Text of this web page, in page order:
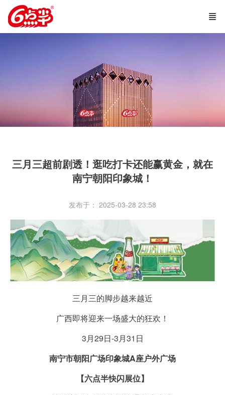
三月三超前剧透！逛吃打卡还能赢黄金，就在
南宁朝阳印象城！
发布于： 2025-03-28 23:58
三月三的脚步越来越近
广西即将迎来一场盛大的狂欢！
3月29日-3月31日
南宁市朝阳广场印象城A座户外广场
【六点半快闪展位】